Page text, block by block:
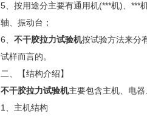
5、按用途分主要有通用机(***机)、***
轴、振动台；
6、 不干胶拉力试验机按试验方法来分
试样而言的。
二、【结构介绍】
不干胶拉力试验机主要包含主机、电器
1、主机结构